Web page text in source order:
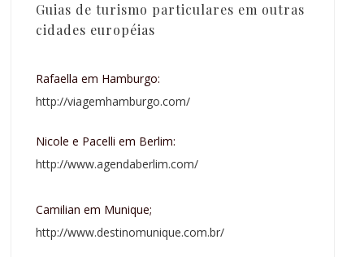
Guias de turismo particulares em outras
cidades européias
Rafaella em Hamburgo:
http://viagemhamburgo.com/
Nicole e Pacelli em Berlim:
http://www.agendaberlim.com/
Camilian em Munique;
http://www.destinomunique.com.br/